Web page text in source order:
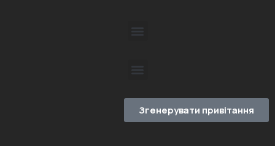
Згенерувати привітання